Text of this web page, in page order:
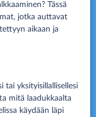
Tässä
jotka auttavat
aikaan ja
tai yksityisillallisellesi
mitä laadukkaalta
käydään läpi